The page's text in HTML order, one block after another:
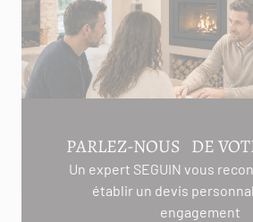
PARLEZ-NOUS DE
Un expert SEGUIN vous
établir un devis
engagement